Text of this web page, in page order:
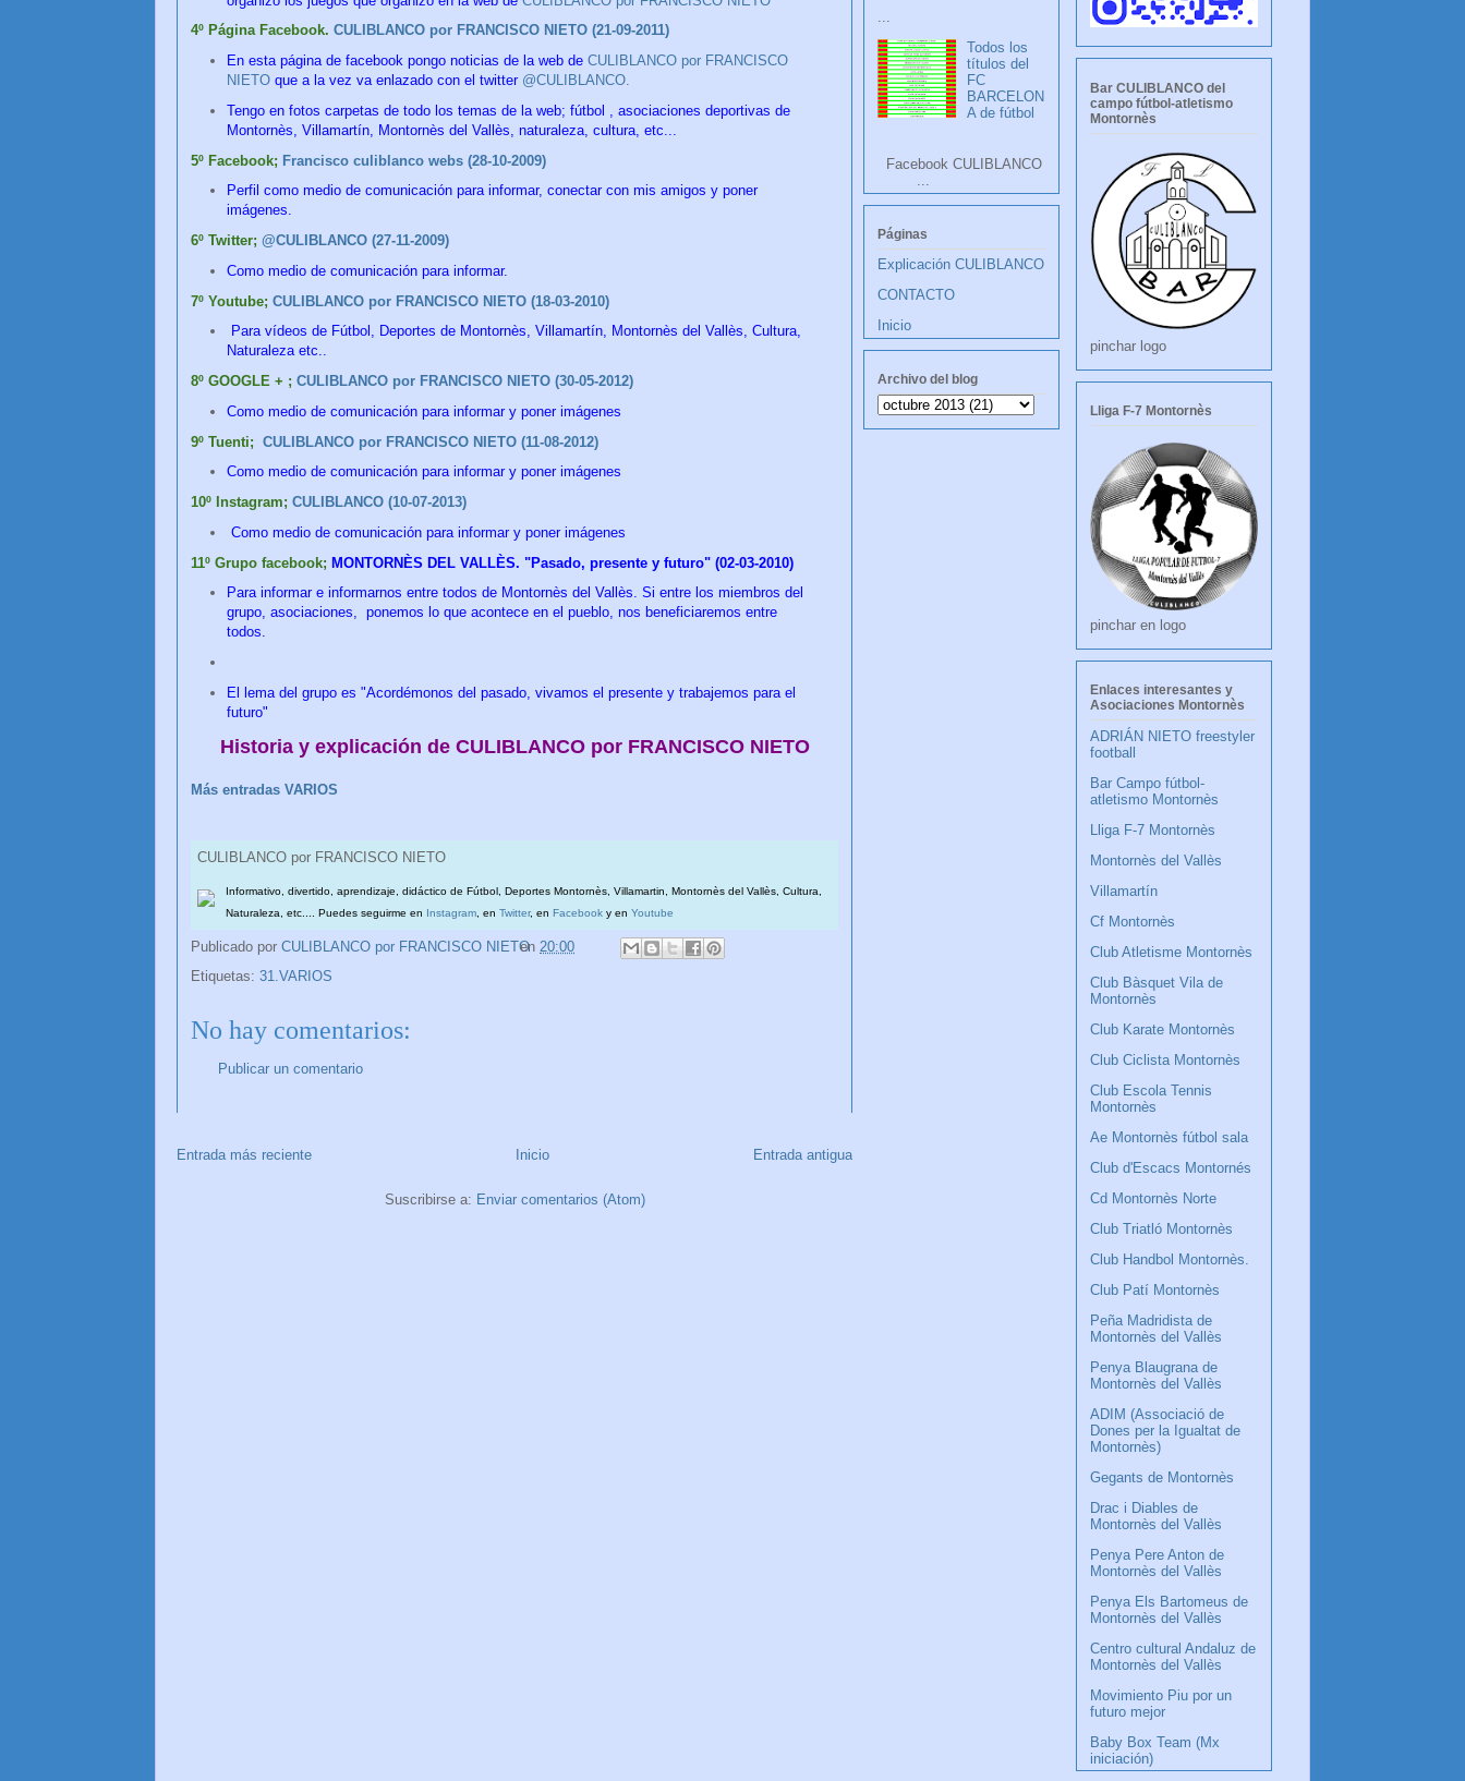
4º Página Facebook. CULIBLANCO por FRANCISCO NIETO (21-09-2011)
En esta página de facebook pongo noticias de la web de CULIBLANCO por FRANCISCO
NIETO que a la vez va enlazado con el twitter @CULIBLANCO.
Tengo en fotos carpetas de todo los temas de la web; fútbol , asociaciones deportivas de
Montornès, Villamartín, Montornès del Vallès, naturaleza, cultura, etc...
5º Facebook; Francisco culiblanco webs (28-10-2009)
Perfil como medio de comunicación para informar, conectar con mis amigos y poner
imágenes.
6º Twitter; @CULIBLANCO (27-11-2009)
Como medio de comunicación para informar.
7º Youtube; CULIBLANCO por FRANCISCO NIETO (18-03-2010)
Para vídeos de Fútbol, Deportes de Montornès, Villamartín, Montornès del Vallès, Cultura,
Naturaleza etc..
8º GOOGLE + ; CULIBLANCO por FRANCISCO NIETO (30-05-2012)
Como medio de comunicación para informar y poner imágenes
9º Tuenti; CULIBLANCO por FRANCISCO NIETO (11-08-2012)
Como medio de comunicación para informar y poner imágenes
10º Instagram; CULIBLANCO (10-07-2013)
Como medio de comunicación para informar y poner imágenes
11º Grupo facebook; MONTORNÈS DEL VALLÈS. "Pasado, presente y futuro" (02-03-2010)
Para informar e informarnos entre todos de Montornès del Vallès. Si entre los miembros del
grupo, asociaciones, ponemos lo que acontece en el pueblo, nos beneficiaremos entre
todos.
El lema del grupo es "Acordémonos del pasado, vivamos el presente y trabajemos para el
futuro"
Historia y explicación de CULIBLANCO por FRANCISCO NIETO
Más entradas VARIOS
CULIBLANCO por FRANCISCO NIETO
Informativo, divertido, aprendizaje, didáctico de Fútbol, Deportes Montornès, Villamartin, Montornès del Vallès, Cultura,
Naturaleza, etc.... Puedes seguirme en Instagram , en Twitter, en Facebook y en Youtube
Publicado por CULIBLANCO por FRANCISCO NIETO
en 20:00
Etiquetas: 31.VARIOS
No hay comentarios:
Publicar un comentario
Entrada más reciente Entrada antigua
Inicio
Suscribirse a: Enviar comentarios (Atom)
Todos los
títulos del
FC
BARCELON
A de fútbol
Facebook CULIBLANCO
...
Páginas
Explicación CULIBLANCO
CONTACTO
Inicio
Archivo del blog
Bar CULIBLANCO del
campo fútbol-atletismo
Montornès
pinchar logo
Lliga F-7 Montornès
pinchar en logo
Enlaces interesantes y
Asociaciones Montornès
ADRIÁN NIETO freestyler
football
Bar Campo fútbol-
atletismo Montornès
Lliga F-7 Montornès
Montornès del Vallès
Villamartín
Cf Montornès
Club Atletisme Montornès
Club Bàsquet Vila de
Montornès
Club Karate Montornès
Club Ciclista Montornès
Club Escola Tennis
Montornès
Ae Montornès fútbol sala
Club d'Escacs Montornés
Cd Montornès Norte
Club Triatló Montornès
Club Handbol Montornès.
Club Patí Montornès
Peña Madridista de
Montornès del Vallès
Penya Blaugrana de
Montornès del Vallès
ADIM (Associació de
Dones per la Igualtat de
Montornès)
Gegants de Montornès
Drac i Diables de
Montornès del Vallès
Penya Pere Anton de
Montornès del Vallès
Penya Els Bartomeus de
Montornès del Vallès
Centro cultural Andaluz de
Montornès del Vallès
Movimiento Piu por un
futuro mejor
Baby Box Team (Mx
iniciación)